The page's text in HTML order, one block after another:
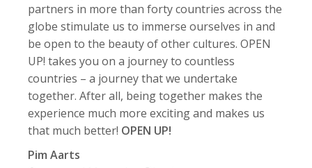
partners in more than forty countries across the
globe stimulate us to immerse ourselves in and
be open to the beauty of other cultures. OPEN
UP! takes you on a journey to countless
countries – a journey that we undertake
together. After all, being together makes the
experience much more exciting and makes us
that much better! OPEN UP!
Pim Aarts